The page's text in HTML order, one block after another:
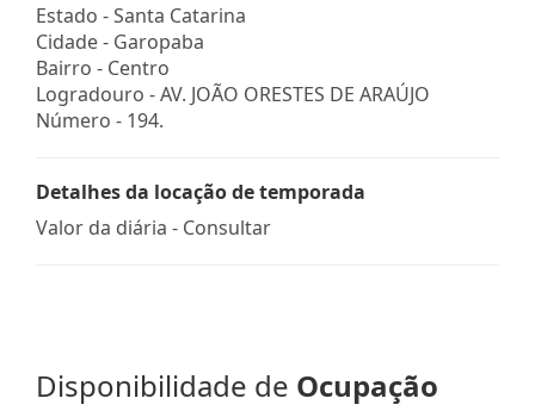
Estado -Santa Catarina
Cidade - Garopaba
Bairro - Centro
Logradouro -AV. JOÃO ORESTES DE ARAÚJO
Número - 194.
Detalhes da locação de temporada
Valor da diária - Consultar
Disponibilidade de Ocupação